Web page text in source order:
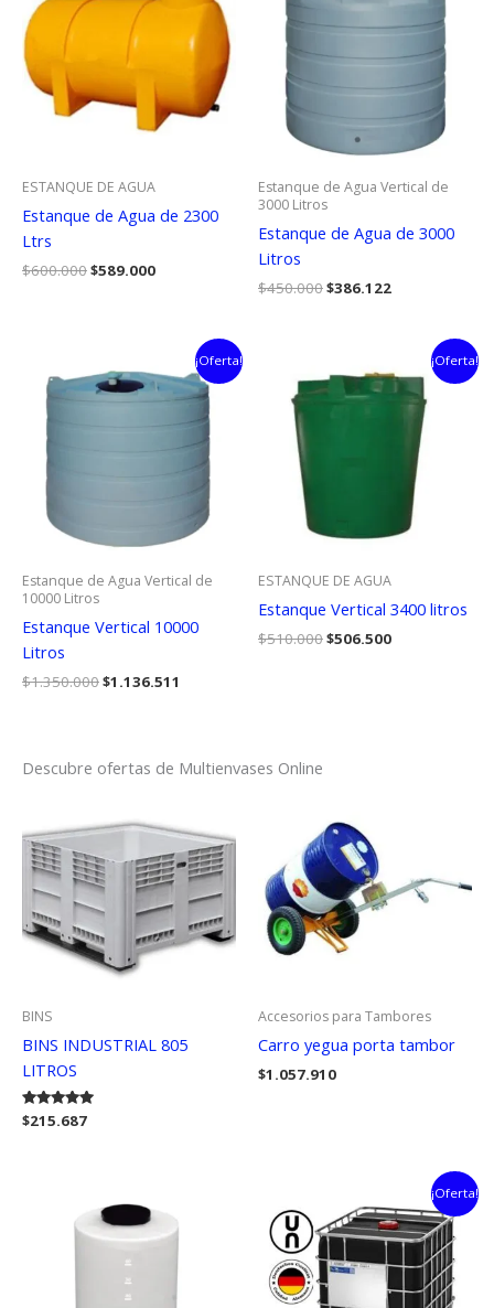
ESTANQUE DE AGUA
Estanque de Agua de 2300
Ltrs
$600.000El
$589.000El
$589.000.
Estanque de Agua Vertical de
3000 Litros
Estanque de Agua de 3000
Litros
$450.000El
$386.122El
$386.122.
¡Oferta!
Estanque de Agua Vertical de
10000 Litros
Estanque Vertical 10000
Litros
$1.350.000El
$1.136.511
¡Oferta!
ESTANQUE DE AGUA
Estanque Vertical 3400 litros
$510.000El
$506.500El
Descubre ofertas de Multienvases Online
BINS
BINS INDUSTRIAL 805
LITROS
Valorado
con
$215.687
Accesorios para Tambores
Carro yegua porta tambor
$1.057.910
¡Oferta!